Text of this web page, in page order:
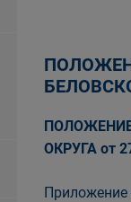
ОКРУГА от